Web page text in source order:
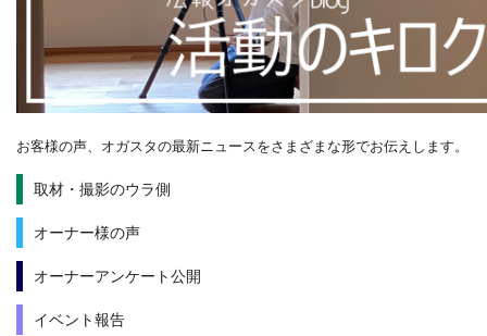
お客様の声、オガスタの最新ニュースをさまざまな形でお伝えします。
取材・撮影のウラ側
オーナー様の声
オーナーアンケート公開
イベント報告